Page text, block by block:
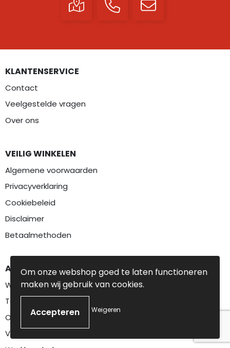
KLANTENSERVICE
Contact
Veelgestelde vragen
Over ons
VEILIG WINKELEN
Algemene voorwaarden
Privacyverklaring
Cookiebeleid
Disclaimer
Betaalmethoden
AANBEVOLEN CATEGORIEËN
Werkkleding
Textiel
Overalls
Veiligheidskleding
Om onze webshop goed te laten functioneren
maken wij gebruik van cookies.
Weigeren